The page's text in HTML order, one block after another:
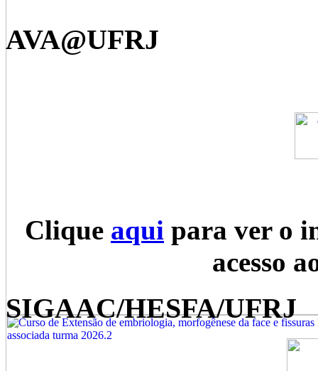
AVA@UFRJ
Clique aqui para ver o
acesso
SIGAAC/HESFA/UFRJ